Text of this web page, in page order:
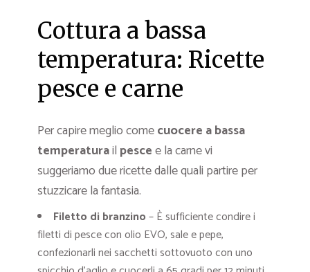
Cottura a bassa
temperatura: Ricette
pesce e carne
Per capire meglio comecuocere a bassa
temperaturail pescee la carne vi
suggeriamo due ricette dalle quali partire per
stuzzicare la fantasia.
Filetto di branzino– È sufficiente condire i
filetti di pesce con olio EVO, sale e pepe,
confezionarli nei sacchetti sottovuoto con uno